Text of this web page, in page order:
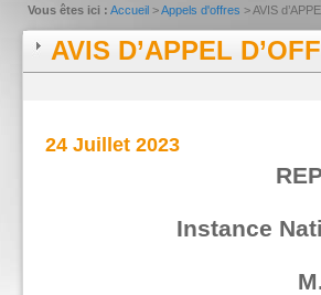
Vous êtes ici : Accueil >Appels d'offres > AVIS
AVIS D’APPEL
24 Juillet 2023
Instance